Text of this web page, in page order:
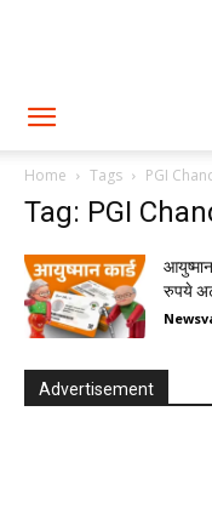
Home Tags PGI
Tag: PGI
रुपये
Advertisement